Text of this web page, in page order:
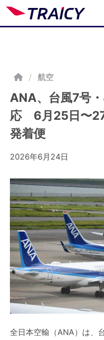
/ 航空
ANA、台風7号
応 6月25日〜
発着便
2026年6月24日
全日本空輸（ANA）は、